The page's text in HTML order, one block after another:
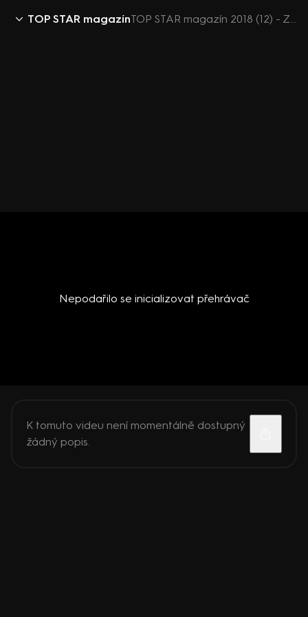
TOP STAR magazín TOP STAR magazín 2018 (12) - Ze života hvězd - Koblížková, Dejdar, Issa, Vitázková, Pizingerová
Nepodařilo se inicializovat přehrávač
K tomuto videu není momentálně dostupný
žádný popis.